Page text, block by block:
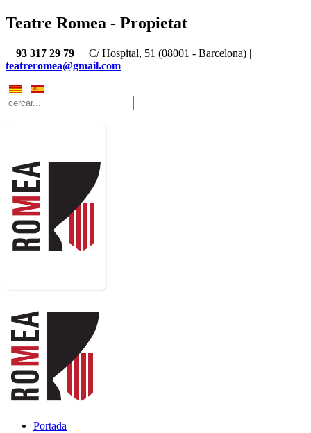
Teatre Romea - Propietat
93 317 29 79 |
C/ Hospital, 51 (08001 - Barcelona) |
teatreromea@gmail.com
Portada